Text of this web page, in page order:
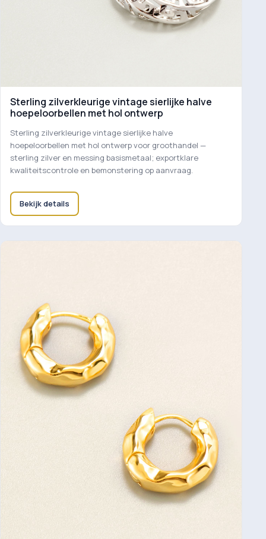
Sterling zilverkleurige vintage sierlijke halve
hoepeloorbellen met hol ontwerp
Sterling zilverkleurige vintage sierlijke halve
hoepeloorbellen met hol ontwerp voor groothandel —
sterling zilver en messing basismetaal; exportklare
kwaliteitscontrole en bemonstering op aanvraag.
Bekijk details